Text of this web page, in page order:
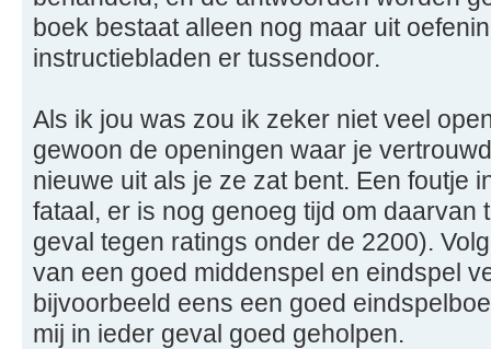
boek bestaat alleen nog maar uit
instructiebladen er tussendoor.
Als ik jou was zou ik zeker niet veel
gewoon de openingen waar je
nieuwe uit als je ze zat bent. Een foutje
fataal, er is nog genoeg tijd om daarvan
geval tegen ratings onder de 2200).
van een goed middenspel en eindspel
bijvoorbeeld eens een goed
mij in ieder geval goed geholpen.